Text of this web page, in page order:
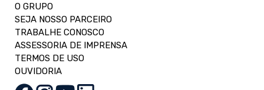
O GRUPO
SEJA NOSSO PARCEIRO
TRABALHE CONOSCO
ASSESSORIA DE IMPRENSA
TERMOS DE USO
OUVIDORIA